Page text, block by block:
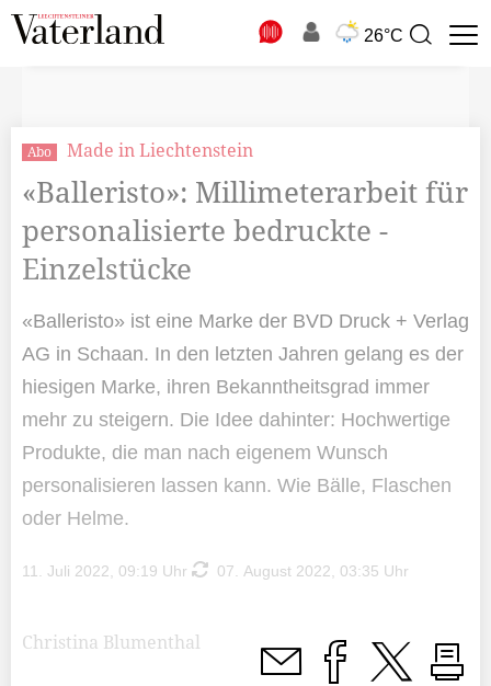
26°C
Suchbegriff
Abo Made in Liechtenstein
«Balleristo»: Millimeterarbeit für
personalisierte bedruckte ­
Einzelstücke
«Balleristo» ist eine Marke der BVD Druck + Verlag
AG in Schaan. In den letzten Jahren gelang es der
hiesigen Marke, ihren Bekanntheitsgrad immer
mehr zu steigern. Die Idee dahinter: Hochwertige
Produkte, die man nach eigenem Wunsch
personalisieren lassen kann. Wie Bälle, Flaschen
oder Helme.
11. Juli 2022, 09:19 Uhr 07. August 2022, 03:35 Uhr
Christina Blumenthal